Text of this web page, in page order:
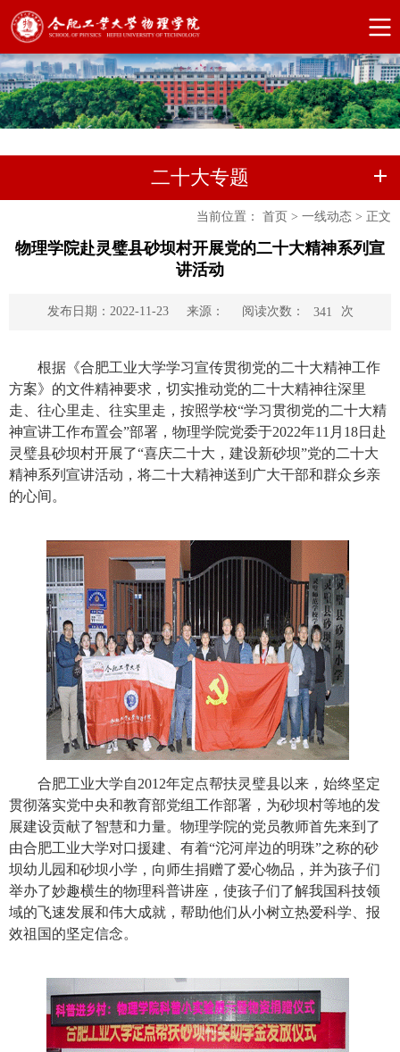
二十大专题
当前位置： 首页 > 一线动态 > 正文
物理学院赴灵璧县砂坝村开展党的二十大精神系列宣
讲活动
发布日期：2022-11-23 来源： 阅读次数： 341 次
根据《合肥工业大学学习宣传贯彻党的二十大精神工作
方案》的文件精神要求，切实推动党的二十大精神往深里
走、往心里走、往实里走，按照学校“学习贯彻党的二十大精
神宣讲工作布置会”部署，物理学院党委于2022年11 月 18日赴
灵璧县砂坝村开展了“喜庆二十大，建设新砂坝”党的二十大
精神系列宣讲活动，将二十大精神送到广大干部和群众乡亲
的心间。
合肥工业大学自2012年定点帮扶灵璧县以来，始终坚定
贯彻落实党中央和教育部党组工作部署，为砂坝村等地的发
展建设贡献了智慧和力量。物理学院的党员教师首先来到了
由合肥工业大学对口援建、有着“沱河岸边的明珠”之称的砂
坝幼儿园和砂坝小学，向师生捐赠了爱心物品，并为孩子们
举办了妙趣横生的物理科普讲座，使孩子们了解我国科技领
域的飞速发展和伟大成就，帮助他们从小树立热爱科学、报
效祖国的坚定信念。